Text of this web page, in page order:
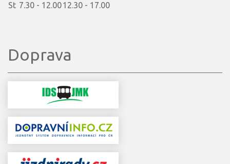
St 7.30 - 12.0012.30 - 17.00
Doprava